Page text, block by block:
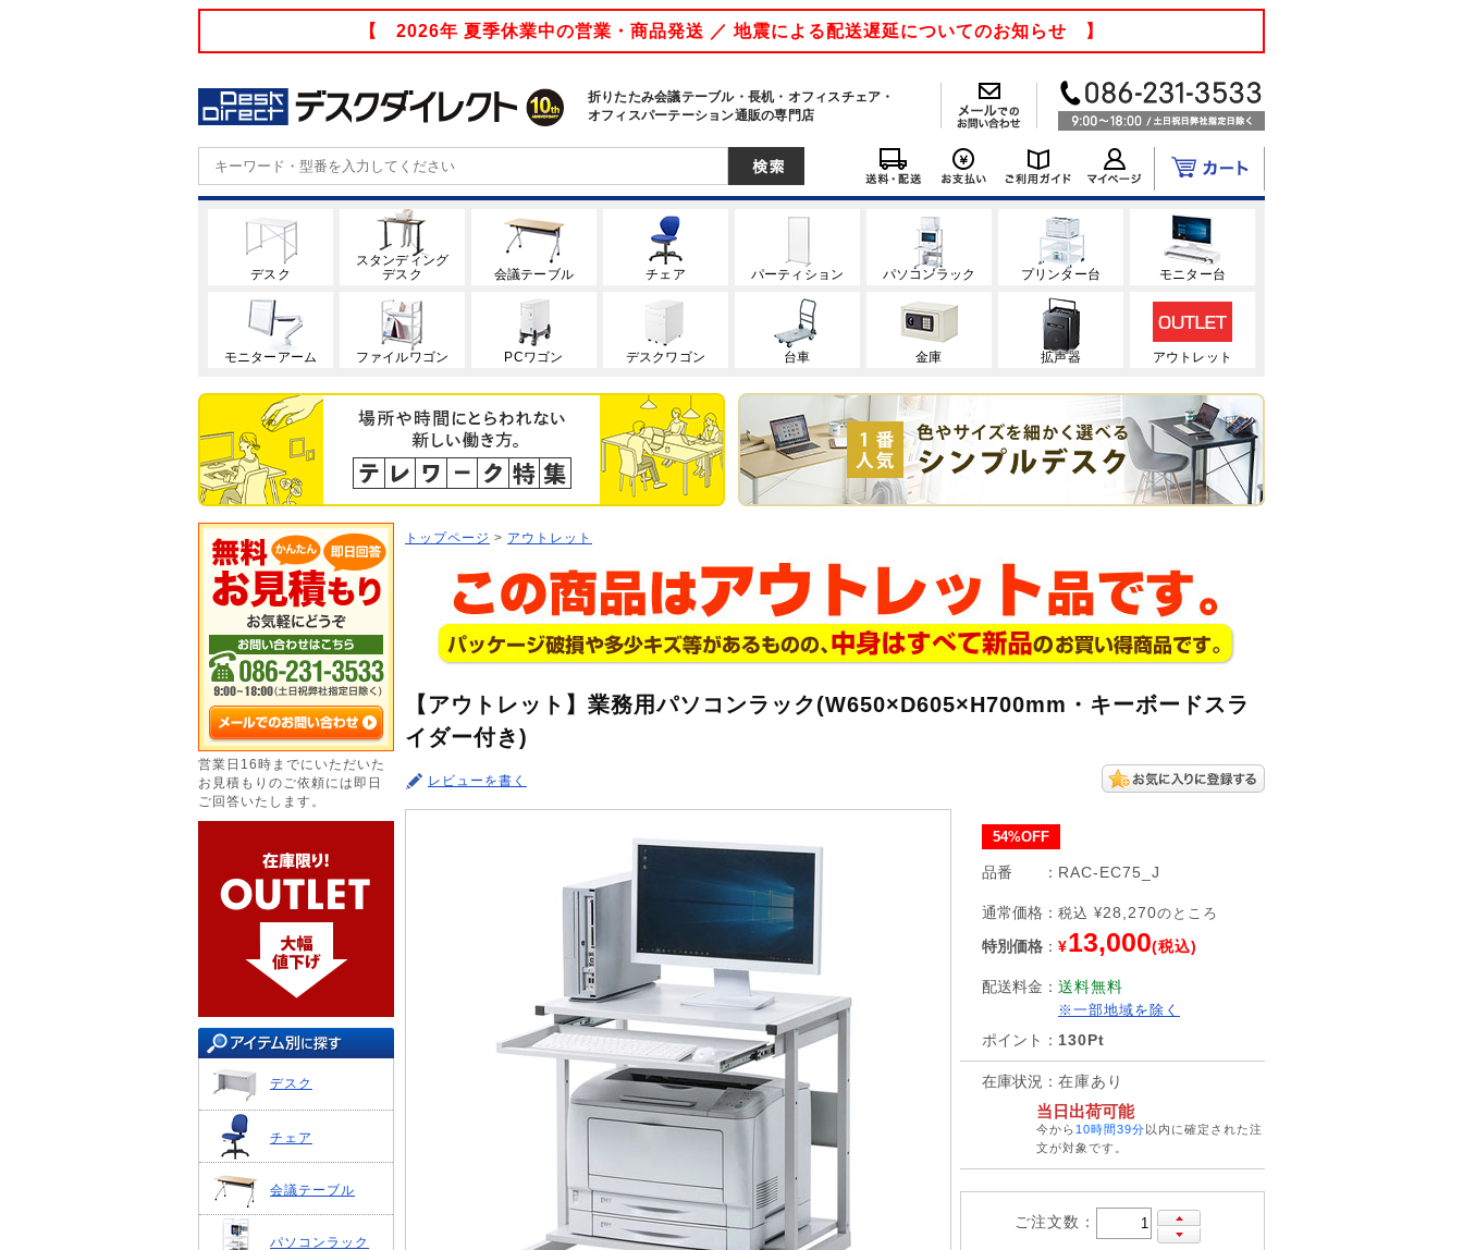
【 2026年 夏季休業中の営業・商品発送 ／ 地震による配送遅延についてのお知らせ 】
折りたたみ会議テーブル・長机・オフィスチェア・
オフィスパーテーション通販の専門店
デスク
スタンディング
デスク
会議テーブル チェア パーティション パソコンラック プリンター台 モニター台
モニターアーム ファイルワゴン PCワゴン デスクワゴン 台車 金庫 拡声器 アウトレット
営業日16時までにいただいた
お見積もりのご依頼には即日
ご回答いたします。
デスク
チェア
会議テーブル
パソコンラック
トップページ > アウトレット
【アウトレット】業務用パソコンラック(W650×D605×H700mm・キーボードスラ
イダー付き)
レビューを書く
54%OFF
品番 ： RAC-EC75_J
通常価格 ： 税込 ¥28,270のところ
特別価格 ： ¥13,000(税込)
配送料金 ： 送料無料
※一部地域を除く
ポイント ： 130Pt
在庫状況 ： 在庫あり
当日出荷可能
今から 10時間39分以内に確定された注
文が対象です。
ご注文数：